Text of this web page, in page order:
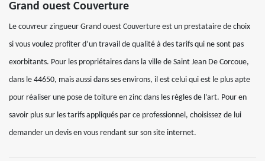
Grand ouest Couverture
Le couvreur zingueur Grand ouest Couverture est un prestataire de choix
si vous voulez profiter d’un travail de qualité à des tarifs qui ne sont pas
exorbitants. Pour les propriétaires dans la ville de Saint Jean De Corcoue,
dans le 44650, mais aussi dans ses environs, il est celui qui est le plus apte
pour réaliser une pose de toiture en zinc dans les règles de l’art. Pour en
savoir plus sur les tarifs appliqués par ce professionnel, choisissez de lui
demander un devis en vous rendant sur son site internet.